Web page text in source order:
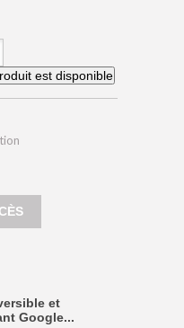
est disponible
et
Google...